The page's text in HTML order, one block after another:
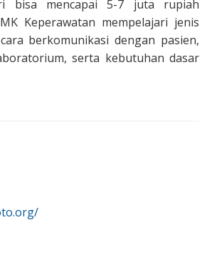
bisa mencapai 5-7 juta rupiah
Keperawatan mempelajari jenis
berkomunikasi dengan pasien,
serta kebutuhan dasar